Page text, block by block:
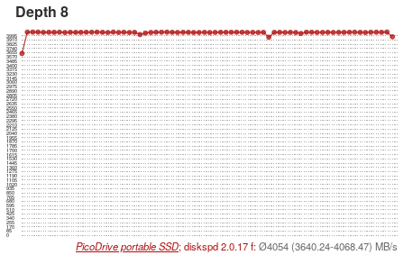
Depth 8
0
85
170
255
340
425
510
595
680
765
850
935
1020
1105
1190
1275
1360
1445
1530
1615
1700
1785
1870
1955
2040
2125
2210
2295
2380
2465
2550
2635
2720
2805
2890
2975
3060
3145
3230
3315
3400
3485
3570
3655
3740
3825
3910
3995
PicoDrive portable SSD; diskspd 2.0.17 f:Ø4054 (3640.24-4068.47) MB/s